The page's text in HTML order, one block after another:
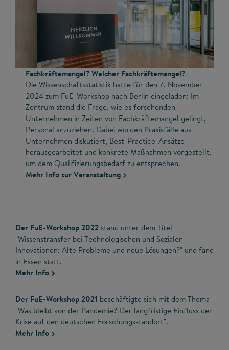
Fachkräftemangel? Welcher Fachkräftemangel?
Die Wissenschaftsstatistik hatte für den 7. November
2024 zum FuE-Workshop nach Berlin eingeladen: Im
Zentrum stand die Frage, wie es forschenden
Unternehmen in Zeiten von Fachkräftemangel gelingt,
Personal anzuziehen. Dabei wurden Praxisfälle aus
Unternehmen diskutiert, Best-Practice-Ansätze
herausgearbeitet und konkrete Maßnahmen vorgestellt,
um dem Qualifizierungsbedarf zu entsprechen.
Mehr Info zur Veranstaltung
Der FuE-Workshop 2022 stand unter dem Titel
"Wissenstransfer bei Technologischen und Sozialen
Innovationen: Alte Probleme und neue Lösungen?" und fand
in Essen statt.
Mehr Info
Der FuE-Workshop 2021 beschäftigte sich mit dem Thema
"Was bleibt von der Pandemie? Der langfristige Einfluss der
Krise auf den deutschen Forschungsstandort".
Mehr Info